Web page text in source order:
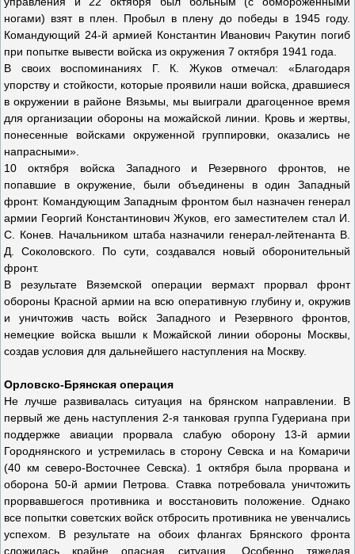
ногами) взят в плен. Пробыл в плену до победы в 1945 году.
Командующий 24-й армией Константин Иванович Ракутин погиб
при попытке вывести войска из окружения 7 октября 1941 года.
В своих воспоминаниях Г. К. Жуков отмечал: «Благодаря
упорству и стойкости, которые проявили наши войска, дравшиеся
в окружении в районе Вязьмы, мы выиграли драгоценное время
для организации обороны на можайской линии. Кровь и жертвы,
понесенные войсками окруженной группировки, оказались не
напрасными».
10 октября войска Западного и Резервного фронтов, не
попавшие в окружение, были объединены в один Западный
фронт. Командующим Западным фронтом был назначен генерал
армии Георгий Константинович Жуков, его заместителем стал И.
С. Конев. Начальником штаба назначили генерал-лейтенанта В.
Д. Соколовского. По сути, создавался новый оборонительный
фронт.
В результате Вяземской операции вермахт прорвал фронт
обороны Красной армии на всю оперативную глубину и, окружив
и уничтожив часть войск Западного и Резервного фронтов,
немецкие войска вышли к Можайской линии обороны Москвы,
создав условия для дальнейшего наступления на Москву.
Орловско-Брянская операция
Не лучше развивалась ситуация на брянском направлении. В
первый же день наступления 2-я танковая группа Гудериана при
поддержке авиации прорвала слабую оборону 13-й армии
Городнянского и устремилась в сторону Севска и на Комаричи
(40 км северо-Восточнее Севска). 1 октября была прорвана и
оборона 50-й армии Петрова. Ставка потребовала уничтожить
прорвавшегося противника и восстановить положение. Однако
все попытки советских войск отбросить противника не увенчались
успехом. В результате на обоих флангах Брянского фронта
сложилась крайне опасная ситуация. Особенно тяжелая